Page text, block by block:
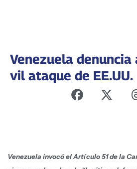
Venezuela denuncia
vil ataque de EE.UU.
Venezuela invocó el Artículo 51 de la